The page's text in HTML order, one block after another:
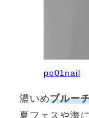
po01nail
濃いめブルー
夏フェスや海